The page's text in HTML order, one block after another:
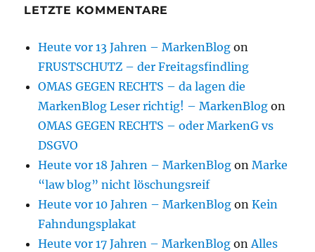
LETZTE KOMMENTARE
Heute vor 13 Jahren – MarkenBlog on
FRUSTSCHUTZ – der Freitagsfindling
OMAS GEGEN RECHTS – da lagen die
MarkenBlog Leser richtig! – MarkenBlog on
OMAS GEGEN RECHTS – oder MarkenG vs
DSGVO
Heute vor 18 Jahren – MarkenBlog onMarke
“law blog” nicht löschungsreif
Heute vor 10 Jahren – MarkenBlog onKein
Fahndungsplakat
Heute vor 17 Jahren – MarkenBlog onAlles